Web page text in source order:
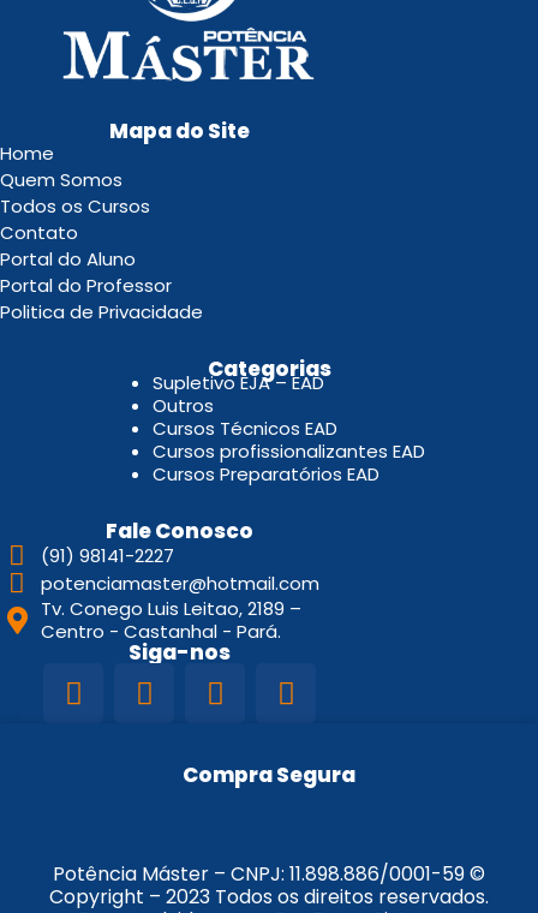
Mapa do Site
Home
Quem Somos
Todos os Cursos
Contato
Portal do Aluno
Portal do Professor
Politica de Privacidade
Categorias
Supletivo EJA – EAD
Outros
Cursos Técnicos EAD
Cursos profissionalizantes EAD
Cursos Preparatórios EAD
Fale Conosco
(91) 98141-2227
potenciamaster@hotmail.com
Tv. Conego Luis Leitao, 2189 –
Centro - Castanhal - Pará.
Siga-nos
Compra Segura
Potência Máster – CNPJ: 11.898.886/0001-59©
Copyright – 2023 Todos os direitos reservados.